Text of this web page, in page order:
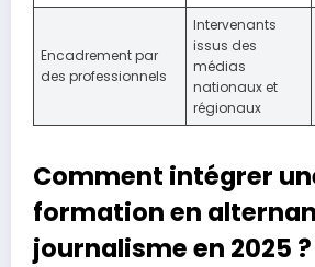
Encadrement par
des professionnels
Intervenants
issus des
médias
nationaux et
régionaux
Comment intégrer
formation en
journalisme en 2025 ?